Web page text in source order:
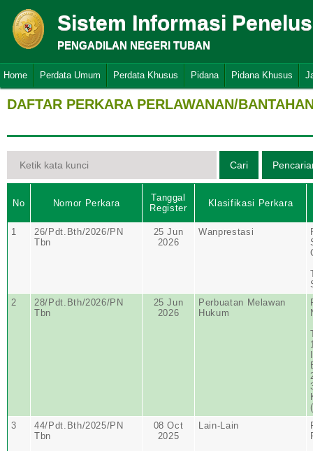
Sistem Informasi
PENGADILAN NEGERI TUBAN
Home Perdata Umum Perdata Khusus Pidana Pidana Khusus
DAFTAR PERKARA PERLAWANAN/
No Nomor Perkara
Tanggal
Register
Klasifikasi Perkara
1
26/Pdt.Bth/2026/PN
Tbn
25 Jun
2026
Wanprestasi
2
28/Pdt.Bth/2026/PN
Tbn
25 Jun
2026
Perbuatan Melawan
Hukum
3
44/Pdt.Bth/2025/PN
Tbn
08 Oct
2025
Lain-Lain